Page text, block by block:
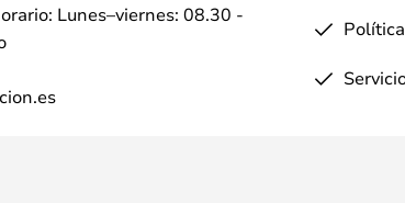
Lunes–viernes: 08.30 -